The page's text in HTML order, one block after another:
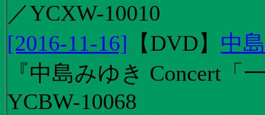
／YCXW-10010
[2016-11-16] 【DVD】 中
『中島みゆき Concert
YCBW-10068